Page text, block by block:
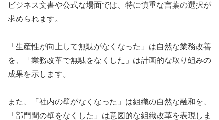
ビジネス文書や公式な場面では、特に慎重な言葉の選択が
求められます。
「生産性が向上して無駄がなくなった」は自然な業務改善
を、「業務改革で無駄をなくした」は計画的な取り組みの
成果を示します。
また、「社内の壁がなくなった」は組織の自然な融和を、
「部門間の壁をなくした」は意図的な組織改革を表現しま